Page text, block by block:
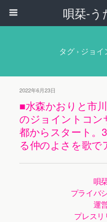
唄栞-う
タグ › ジョ
2022年6月23日
■水森かおりと市
のジョイントコン
都からスタート。
る仲のよさを歌で
唄
プライバ
運
プレス